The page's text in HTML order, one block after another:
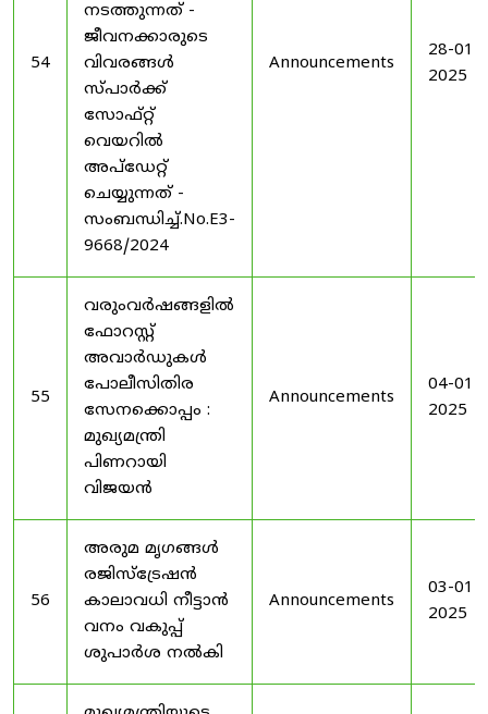
54
നടത്തുന്നത് -
ജീവനക്കാരുടെ
വിവരങ്ങൾ
സ്പാർക്ക്
സോഫ്റ്റ്
വെയറിൽ
അപ്ഡേറ്റ്
ചെയ്യുന്നത് -
സംബന്ധിച്ച്.No.E3-
9668/2024
Announcements
28-01-
2025
55
വരുംവർഷങ്ങളിൽ
ഫോറസ്റ്റ്
അവാർഡുകൾ
പോലീസിതിര
സേനക്കൊപ്പം :
മുഖ്യമന്ത്രി
പിണറായി
വിജയൻ
Announcements
04-01-
2025
56
അരുമ മൃഗങ്ങൾ
രജിസ്‌ട്രേഷൻ
കാലാവധി നീട്ടാൻ
വനം വകുപ്പ്
ശുപാർശ നൽകി
Announcements
03-01-
2025